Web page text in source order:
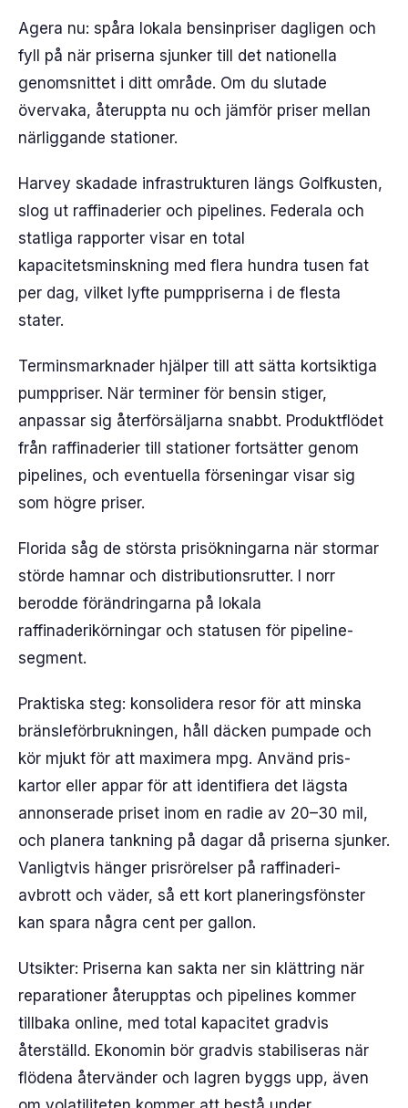
Agera nu: spåra lokala bensinpriser dagligen och
fyll på när priserna sjunker till det nationella
genomsnittet i ditt område. Om du slutade
övervaka, återuppta nu och jämför priser mellan
närliggande stationer.
Harvey skadade infrastrukturen längs Golfkusten,
slog ut raffinaderier och pipelines. Federala och
statliga rapporter visar en total
kapacitetsminskning med flera hundra tusen fat
per dag, vilket lyfte pumppriserna i de flesta
stater.
Terminsmarknader hjälper till att sätta kortsiktiga
pumppriser. När terminer för bensin stiger,
anpassar sig återförsäljarna snabbt. Produktflödet
från raffinaderier till stationer fortsätter genom
pipelines, och eventuella förseningar visar sig
som högre priser.
Florida såg de största prisökningarna när stormar
störde hamnar och distributionsrutter. I norr
berodde förändringarna på lokala
raffinaderikörningar och statusen för pipeline-
segment.
Praktiska steg: konsolidera resor för att minska
bränsleförbrukningen, håll däcken pumpade och
kör mjukt för att maximera mpg. Använd pris-
kartor eller appar för att identifiera det lägsta
annonserade priset inom en radie av 20–30 mil,
och planera tankning på dagar då priserna sjunker.
Vanligtvis hänger prisrörelser på raffinaderi-
avbrott och väder, så ett kort planeringsfönster
kan spara några cent per gallon.
Utsikter: Priserna kan sakta ner sin klättring när
reparationer återupptas och pipelines kommer
tillbaka online, med total kapacitet gradvis
återställd. Ekonomin bör gradvis stabiliseras när
flödena återvänder och lagren byggs upp, även